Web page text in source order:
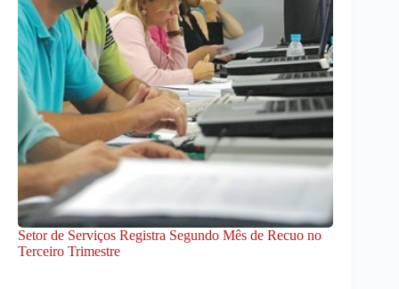
Setor de Serviços Registra Segundo Mês de Recuo no
Terceiro Trimestre